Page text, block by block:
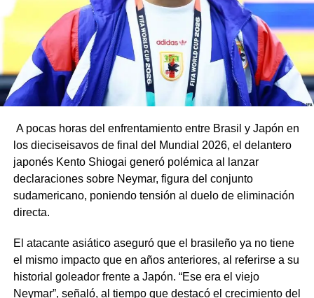
A pocas horas del enfrentamiento entre Brasil y Japón en
los dieciseisavos de final del Mundial 2026, el delantero
japonés Kento Shiogai generó polémica al lanzar
declaraciones sobre Neymar, figura del conjunto
sudamericano, poniendo tensión al duelo de eliminación
directa.
El atacante asiático aseguró que el brasileño ya no tiene
el mismo impacto que en años anteriores, al referirse a su
historial goleador frente a Japón. “Ese era el viejo
Neymar”, señaló, al tiempo que destacó el crecimiento del